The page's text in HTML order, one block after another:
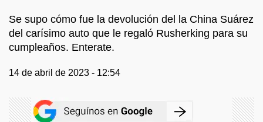
Se supo cómo fue la devolución del la China Suárez
del carísimo auto que le regaló Rusherking para su
cumpleaños. Enterate.
14 de abril de 2023 - 12:54